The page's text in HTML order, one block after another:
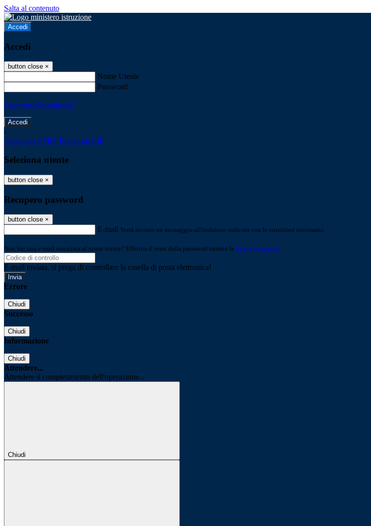
Salta al contenuto
Accedi
Accedi
button close ×
Nome Utente
Password
Password dimenticata?
-
Entra con SPID Entra con CIE
Seleziona utente
button close ×
Recupero password
button close ×
E-mail Verrà inviato un messaggio all'indirizzo indicato con le istruzioni necessarie.
Non hai una e-mail associata al nome utente? Effettua il reset della password tramite la Login Spaggiari
E-mail inviata, si prega di controllare la casella di posta elettronica!
Errore
Chiudi
Successo
Chiudi
Informazione
Chiudi
Attendere...
Attendere il completamento dell'operazione...
Chiudi